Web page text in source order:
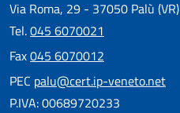
Via Roma, 29 - 37050 Palù (VR)
Tel.045 6070021
Fax045 6070012
PEC palu@cert.ip-veneto.net
P.IVA: 00689720233